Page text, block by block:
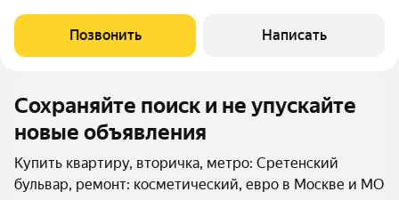
седьмом этаже. Интерьер декорирован молдингами,
карнизами и дизайнерскими
Позвонить Написать
Сохраняйте поиск и не упускайте
новые объявления
Купить квартиру, вторичка, метро: Сретенский
бульвар, ремонт: косметический, евро в Москве и МО